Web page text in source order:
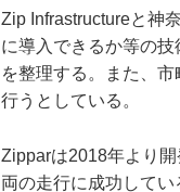
Zip Infrastructureと神
に導入できるか等の
を整理する。また、
行うとしている。
Zipparは2018年より
両の走行に成功して